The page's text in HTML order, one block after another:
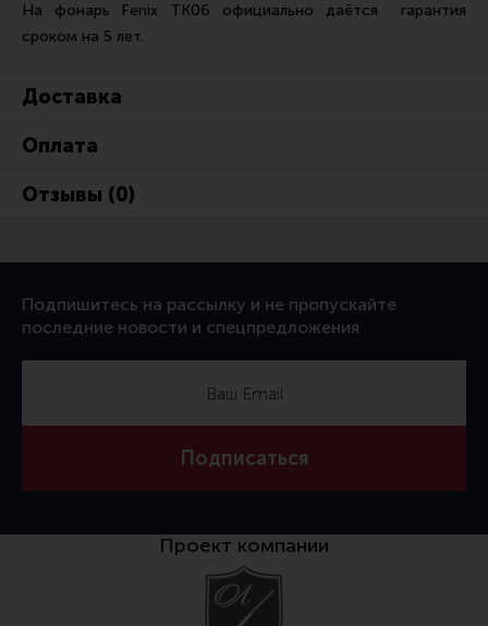
На фонарь Fenix TK06 официально даётся гарантия
сроком на 5 лет.
Доставка
Оплата
Отзывы (0)
Подпишитесь на рассылку и не пропускайте
последние новости и спецпредложения
Подписаться
Проект компании